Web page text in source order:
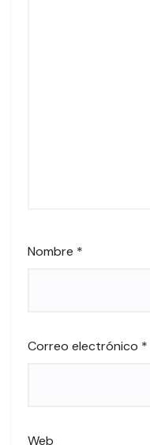
Nombre *
Correo electrónico *
Web